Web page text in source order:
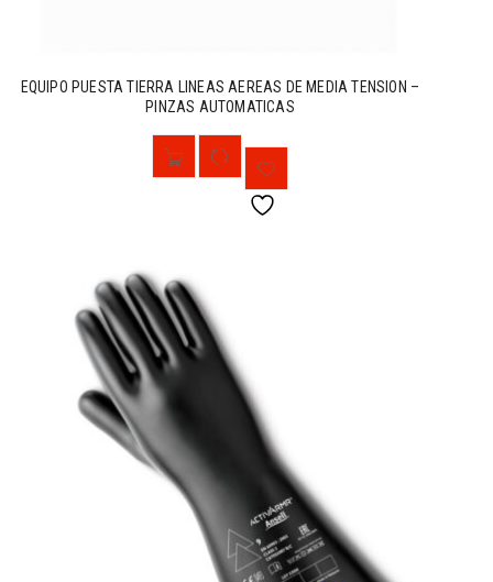
EQUIPO PUESTA TIERRA LINEAS AEREAS DE MEDIA TENSION –
PINZAS AUTOMATICAS